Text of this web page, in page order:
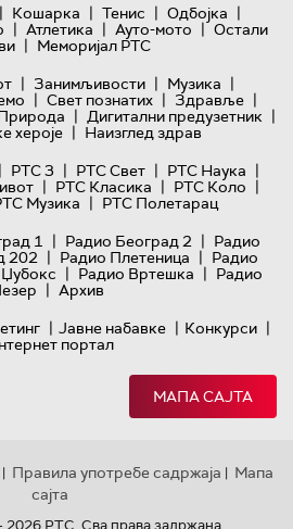
| Кошарка | Тенис | Одбојка |
| Атлетика | Ауто-мото | Остали
| Меморијал РТС
| Занимљивости | Музика |
| Свет познатих | Здравље |
| Дигитални предузетник |
хероје | Наизглед здрав
| РТС 3 | РТС Свет | РТС Наука |
| РТС Класика | РТС Коло |
Музика | РТС Полетарац
1 | Радио Београд 2 | Радио
202 | Радио Плетеница | Радио
| Радио Вртешка | Радио
| Архив
| Јавне набавке | Конкурси |
портал
МАПА САЈТА
| Правила употребе садржаја | Мапа
сајта
РТС. Сва права задржана.